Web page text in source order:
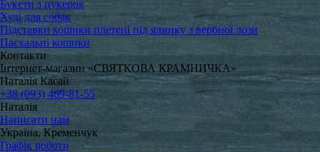
Букети з цукерок
Худі для собак
Підставки кошики плетені під ялинку з вербної лози
Пасхальні кошики
Контакти
Інтернет-магазин «СВЯТКОВА КРАМНИЧКА»
Наталія Касай
+38 (093) 469-81-55
Наталія
Написати нам
Україна, Кременчук
Графік роботи